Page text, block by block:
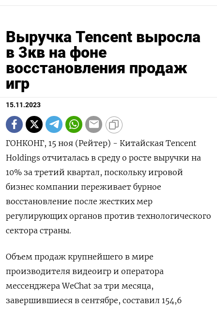
Выручка Tencent выросла
в 3кв на фоне
восстановления продаж
игр
15.11.2023
ГОНКОНГ, 15 ноя (Рейтер) - Китайская Tencent
Holdings отчиталась в среду о росте выручки на
10% за третий квартал, поскольку игровой
бизнес компании переживает бурное
восстановление после жестких мер
регулирующих органов против технологического
сектора страны.
Объем продаж крупнейшего в мире
производителя видеоигр и оператора
мессенджера WeChat за три месяца,
завершившиеся в сентябре, составил 154,6